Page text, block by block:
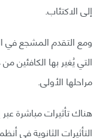
إلى الاكتئاب.
ومع التقدم المشجع في
التي يُغير بها الكافئين
مراحلها الأولى.
هناك تأثيرات مباشرة
التأثيرات الثانوية في